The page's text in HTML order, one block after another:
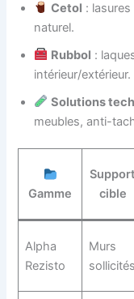
Cetol :
naturel.
Rubbol :
intérieur/extérieur.
Solutions
meubles, anti-
Gamme
Support
cible
Alpha
Rezisto
Murs
sollicités